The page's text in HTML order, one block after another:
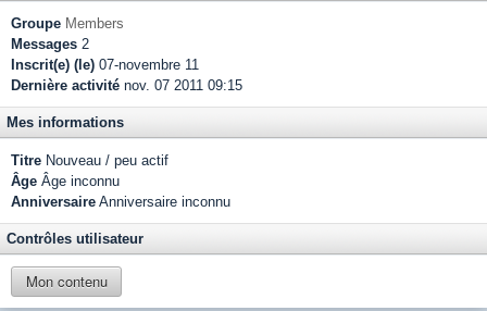
Groupe Members
Messages 2
Inscrit(e) (le) 07-novembre 11
Dernière activité nov. 07 2011 09:15
Mes informations
Titre Nouveau / peu actif
Âge Âge inconnu
Anniversaire Anniversaire inconnu
Contrôles utilisateur
Mon contenu